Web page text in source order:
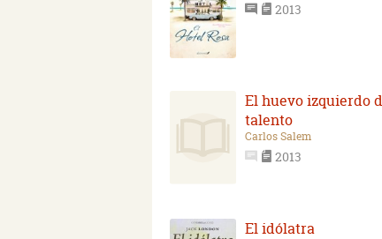
2013
El huevo izquierdo
talento
Carlos Salem
2013
El idólatra